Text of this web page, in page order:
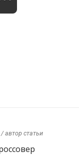
/ автор статьи